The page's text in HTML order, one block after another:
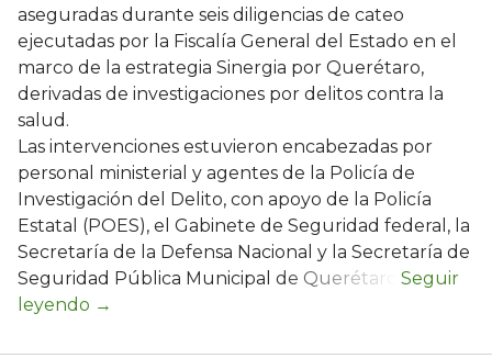
aseguradas durante seis diligencias de cateo
ejecutadas por la Fiscalía General del Estado en el
marco de la estrategia Sinergia por Querétaro,
derivadas de investigaciones por delitos contra la
salud.
Las intervenciones estuvieron encabezadas por
personal ministerial y agentes de la Policía de
Investigación del Delito, con apoyo de la Policía
Estatal (POES), el Gabinete de Seguridad federal, la
Secretaría de la Defensa Nacional y la Secretaría de
Seguridad Pública Municipal de Querétaro.